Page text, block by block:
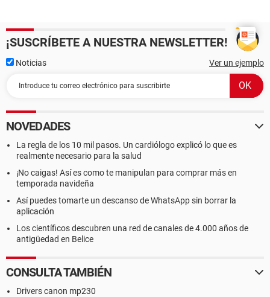
¡SUSCRÍBETE A NUESTRA NEWSLETTER!
Noticias Ver un ejemplo
NOVEDADES
La regla de los 10 mil pasos. Un cardiólogo explicó lo que es
realmente necesario para la salud
¡No caigas! Así es como te manipulan para comprar más en
temporada navideña
Así puedes tomarte un descanso de WhatsApp sin borrar la
aplicación
Los científicos descubren una red de canales de 4.000 años de
antigüedad en Belice
CONSULTA TAMBIÉN
Drivers canon mp230